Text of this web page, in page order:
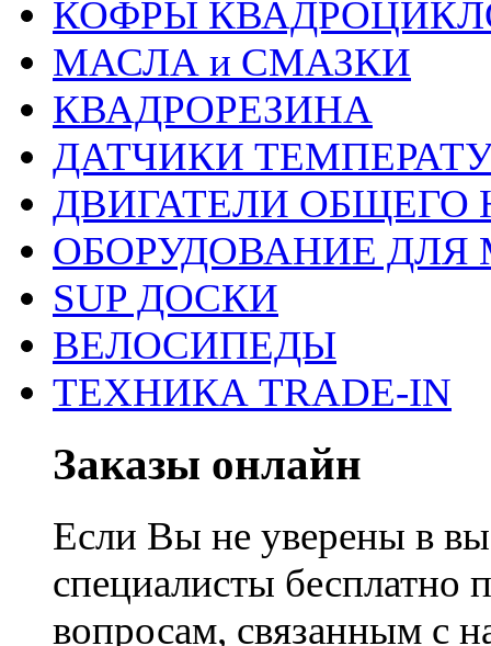
КОФРЫ
МАСЛА и СМАЗКИ
КВАДРОРЕЗИНА
ДАТЧИКИ
ДВИГАТЕЛИ ОБЩЕГО
ОБОРУДОВАНИЕ
SUP ДОСКИ
ВЕЛОСИПЕДЫ
ТЕХНИКА TRADE-IN
Заказы онлайн
Если Вы не уверены в
специалисты
вопросам, связанным с